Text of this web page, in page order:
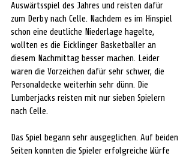
Auswärtsspiel des Jahres und reisten dafür
zum Derby nach Celle. Nachdem es im Hinspiel
schon eine deutliche Niederlage hagelte,
wollten es die Eicklinger Basketballer an
diesem Nachmittag besser machen. Leider
waren die Vorzeichen dafür sehr schwer, die
Personaldecke weiterhin sehr dünn. Die
Lumberjacks reisten mit nur sieben Spielern
nach Celle.
Das Spiel begann sehr ausgeglichen. Auf beiden
Seiten konnten die Spieler erfolgreiche Würfe